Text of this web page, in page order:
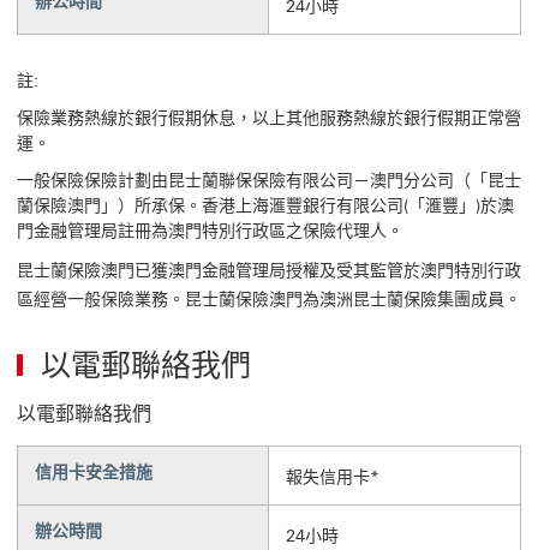
24小時
註:
保險業務熱線於銀行假期休息，以上其他服務熱線於銀行假期正常營
運。
一般保險保險計劃由昆士蘭聯保保險有限公司－澳門分公司（「昆士
蘭保險澳門」）所承保。香港上海滙豐銀行有限公司(「滙豐」)於澳
門金融管理局註冊為澳門特別行政區之保險代理人。
昆士蘭保險澳門已獲澳門金融管理局授權及受其監管於澳門特別行政
區經營一般保險業務。昆士蘭保險澳門為澳洲昆士蘭保險集團成員。
以電郵聯絡我們
以電郵聯絡我們
信用卡安全措施 報失信用卡*
辦公時間 24小時